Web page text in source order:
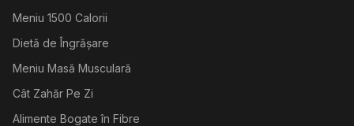
Meniu 1500 Calorii
Dietă de Îngrășare
Meniu Masă Musculară
Cât Zahăr Pe Zi
Alimente Bogate în Fibre